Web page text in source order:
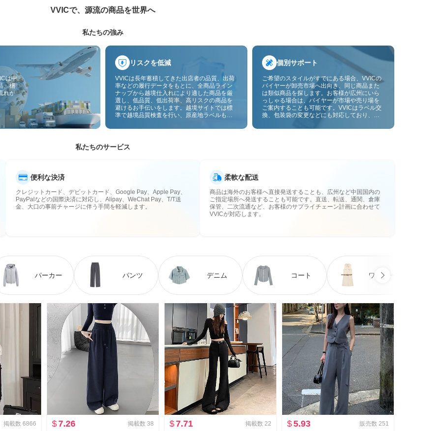
VVICで、源流の商品を世界へ
私たちの強み
は中
、梱
れが
リスクを低減
VVICは長年蓄積してきた出店者の品質、出荷
率などの履行データをもとに、全商品ライン
ナップから越境仕入れにより適した商品を厳
選し、低品質、低出荷率、高リスクの商品を
避けるお手伝いをします。越境サイトでは標
準で越境品質検査を行い、原産地ラベルも貼
スのリスクをさらに抑えます。
個別サポート
ご希望のスタイルがすでにある場合、VVICの
バイヤーが卸売市場へ出向き、同じ商品また
は類似商品を探します。お客様が広州にいら
っしゃる場合は、バイヤーが市場や売り場を
ご案内することも可能です。VVICはラベル交
換、包装袋の変更などにも対応しており、今
にも対応予定です。仕入れをお客様のビジネ
私たちのサービス
便利な決済
クレジットカード、デビットカード、Google Pay、Apple Pay、
PayPalなどの国際決済に対応し、Alipay、WeChat Pay、T/T送
金、大口の事前チャージに伴う手間を軽減します。
柔軟な配送
商品は海外のお客様へ直接発送することも、広州など中国国内の
ご指定場所へ発送することも可能です。直送、転送、通関、倉庫
保管、二次流通など、お客様のサプライチェーン計画に合わせて
VVICが対応します。
パーカー パンツ デニム コート ワンピース
掲載数 6866
$7.26 掲載数 38
$7.71 掲載数 22
$5.93 販売数 251